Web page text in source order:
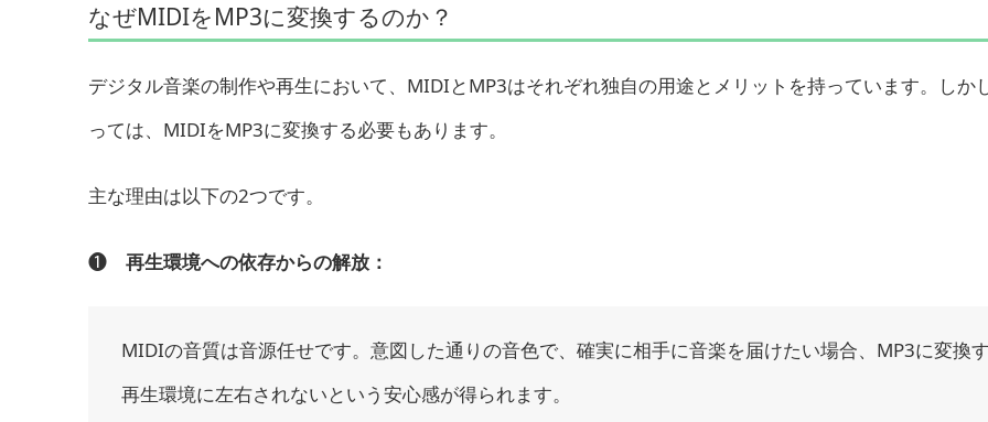
なぜMIDIをMP3に変換するのか？
デジタル音楽の制作や再生において、MIDIとMP3はそれぞれ独自の用途とメリットを持っています。しか
っては、MIDIをMP3に変換する必要もあります。
主な理由は以下の2つです。
❶ 再生環境への依存からの解放：
MIDIの音質は音源任せです。意図した通りの音色で、確実に相手に音楽を届けたい場合、MP3に変換
再生環境に左右されないという安心感が得られます。